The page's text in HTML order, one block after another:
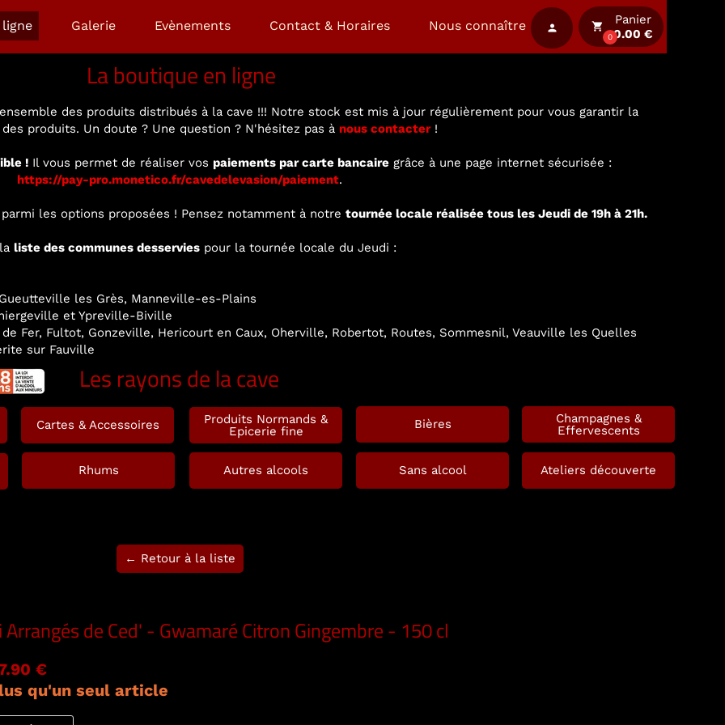
Galerie Evènements Contact & Horaires Nous connaître local_grocery_store
0
Panier
0.00 €
person
La boutique en ligne
des produits distribués à la cave !!! Notre stock est mis à jour régulièrement pour vous garantir la
produits. Un doute ? Une question ? N'hésitez pas à nous contacter!
! Il vous permet de réaliser vos paiements par carte bancaire grâce à une page internet sécurisée :
https://pay-pro.monetico.fr/cavedelevasion/paiement.
les options proposées ! Pensez notamment à notre tournée locale réalisée tous les Jeudi de 19h à 21h.
liste des communes desserviespour la tournée locale du Jeudi :
les Grès, Manneville-es-Plains
et Ypreville-Biville
Fer, Fultot, Gonzeville, Hericourt en Caux, Oherville, Robertot, Routes, Sommesnil, Veauville les Quelles
sur Fauville
Les rayons de la cave
Bières
Champagnes &
Effervescents
Cartes & Accessoires
Produits Normands &
Epicerie fine
Ateliers découverte
Sans alcool
Rhums Autres alcools
← Retour à la liste
Arrangés de Ced' - Gwamaré Citron Gingembre - 150 cl
€
qu'un seul article